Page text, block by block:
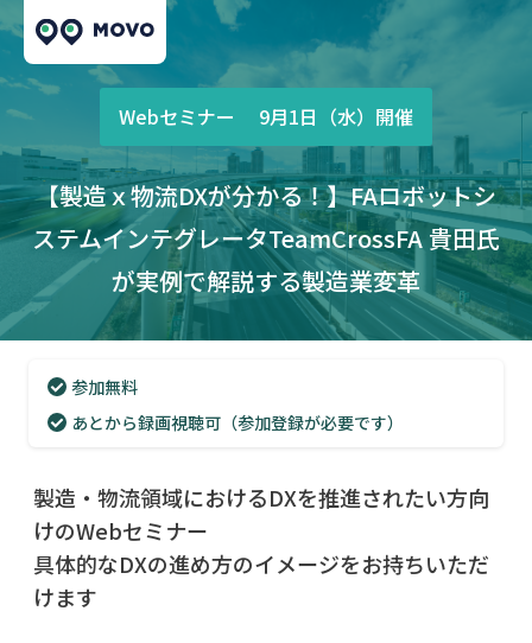
Webセミナー 9月1日（水）開催
【製造ｘ物流DXが分かる！】FAロボットシ
ステムインテグレータTeamCrossFA 貴田氏
が実例で解説する製造業変革
参加無料
あとから録画視聴可（参加登録が必要です）
製造・物流領域におけるDXを推進されたい方向
けのWebセミナー
具体的なDXの進め方のイメージをお持ちいただ
けます